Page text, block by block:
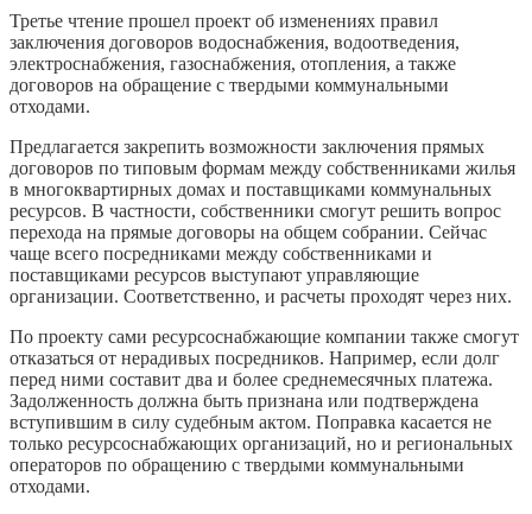
Третье чтение прошел проект об изменениях правил
заключения договоров водоснабжения, водоотведения,
электроснабжения, газоснабжения, отопления, а также
договоров на обращение с твердыми коммунальными
отходами.
Предлагается закрепить возможности заключения прямых
договоров по типовым формам между собственниками жилья
в многоквартирных домах и поставщиками коммунальных
ресурсов. В частности, собственники смогут решить вопрос
перехода на прямые договоры на общем собрании. Сейчас
чаще всего посредниками между собственниками и
поставщиками ресурсов выступают управляющие
организации. Соответственно, и расчеты проходят через них.
По проекту сами ресурсоснабжающие компании также смогут
отказаться от нерадивых посредников. Например, если долг
перед ними составит два и более среднемесячных платежа.
Задолженность должна быть признана или подтверждена
вступившим в силу судебным актом. Поправка касается не
только ресурсоснабжающих организаций, но и региональных
операторов по обращению с твердыми коммунальными
отходами.